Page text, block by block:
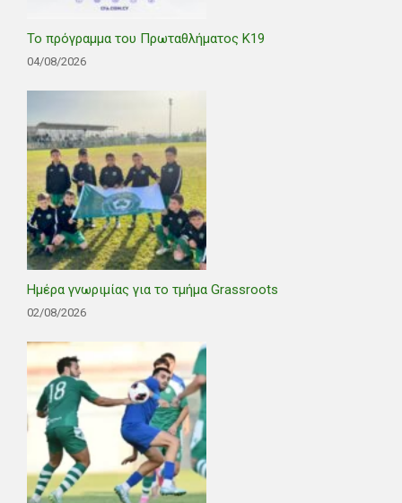
Το πρόγραμμα του Πρωταθλήματος Κ19
04/08/2026
Ημέρα γνωριμίας για το τμήμα Grassroots
02/08/2026